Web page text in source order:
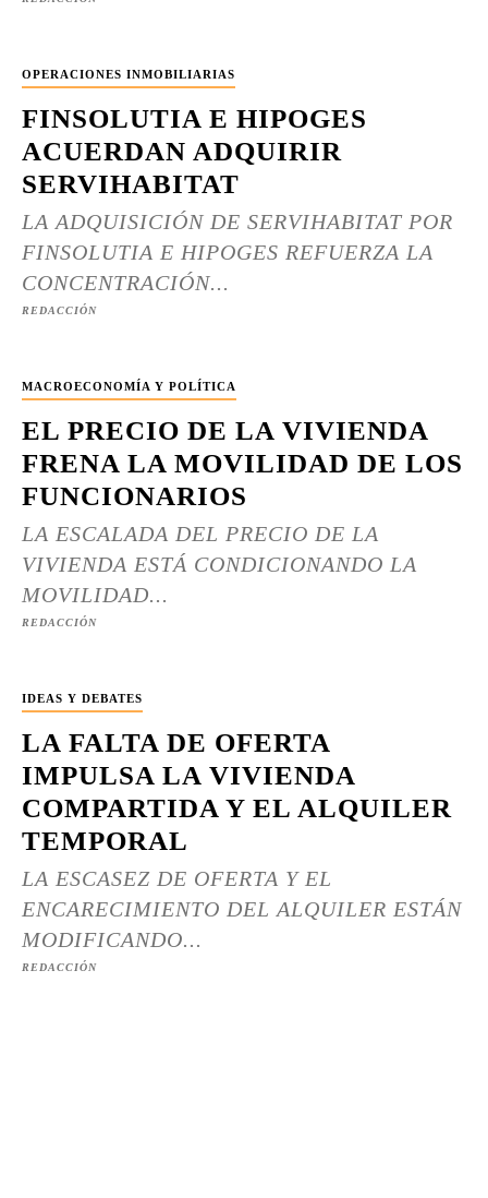
OPERACIONES INMOBILIARIAS
FINSOLUTIA E HIPOGES
ACUERDAN ADQUIRIR
SERVIHABITAT
LA ADQUISICIÓN DE SERVIHABITAT POR
FINSOLUTIA E HIPOGES REFUERZA LA
CONCENTRACIÓN...
REDACCIÓN
MACROECONOMÍA Y POLÍTICA
EL PRECIO DE LA VIVIENDA
FRENA LA MOVILIDAD DE LOS
FUNCIONARIOS
LA ESCALADA DEL PRECIO DE LA
VIVIENDA ESTÁ CONDICIONANDO LA
MOVILIDAD...
REDACCIÓN
IDEAS Y DEBATES
LA FALTA DE OFERTA
IMPULSA LA VIVIENDA
COMPARTIDA Y EL ALQUILER
TEMPORAL
LA ESCASEZ DE OFERTA Y EL
ENCARECIMIENTO DEL ALQUILER ESTÁN
MODIFICANDO...
REDACCIÓN